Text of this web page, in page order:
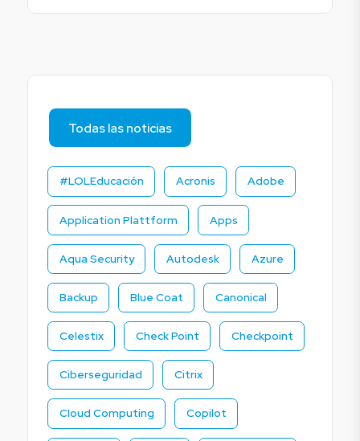
Todas las noticias
#LOLEducación Acronis Adobe
Application Plattform Apps
Aqua Security Autodesk Azure
Backup Blue Coat Canonical
Celestix Check Point Checkpoint
Ciberseguridad Citrix
Cloud Computing Copilot